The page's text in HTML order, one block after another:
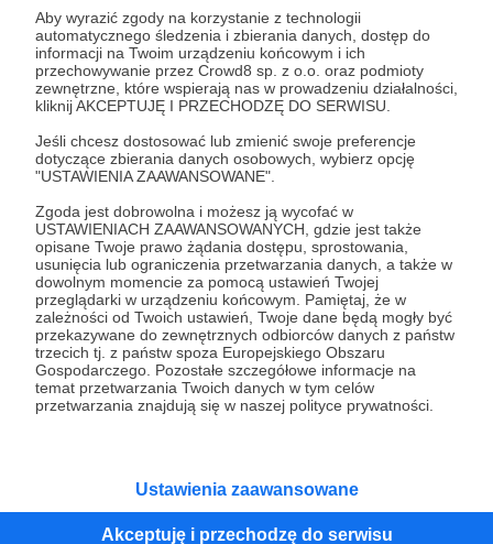
Aby wyrazić zgody na korzystanie z technologii
automatycznego śledzenia i zbierania danych, dostęp do
informacji na Twoim urządzeniu końcowym i ich
przechowywanie przez Crowd8 sp. z o.o. oraz podmioty
zewnętrzne, które wspierają nas w prowadzeniu działalności,
kliknij AKCEPTUJĘ I PRZECHODZĘ DO SERWISU.
Jeśli chcesz dostosować lub zmienić swoje preferencje
dotyczące zbierania danych osobowych, wybierz opcję
"USTAWIENIA ZAAWANSOWANE".
Zgoda jest dobrowolna i możesz ją wycofać w
USTAWIENIACH ZAAWANSOWANYCH, gdzie jest także
opisane Twoje prawo żądania dostępu, sprostowania,
usunięcia lub ograniczenia przetwarzania danych, a także w
dowolnym momencie za pomocą ustawień Twojej
przeglądarki w urządzeniu końcowym. Pamiętaj, że w
zależności od Twoich ustawień, Twoje dane będą mogły być
przekazywane do zewnętrznych odbiorców danych z państw
trzecich tj. z państw spoza Europejskiego Obszaru
Gospodarczego. Pozostałe szczegółowe informacje na
temat przetwarzania Twoich danych w tym celów
przetwarzania znajdują się w naszej polityce prywatności.
Ustawienia zaawansowane
Akceptuję i przechodzę do serwisu
Wesprzyj działalność AutoraChrześcijańskie Granie
już teraz!
Promowani autorzy
DZIKIE UCHO
118 patronów 4175 zł miesięcznie
Dzikie Ucho to kanał, na którym Licealiści,
Rozmowy Rawicza